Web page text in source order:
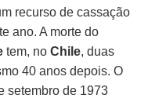
recurso de cassação
ano. A morte do
tem, noChile, duas
40 anos depois. O
setembro de 1973